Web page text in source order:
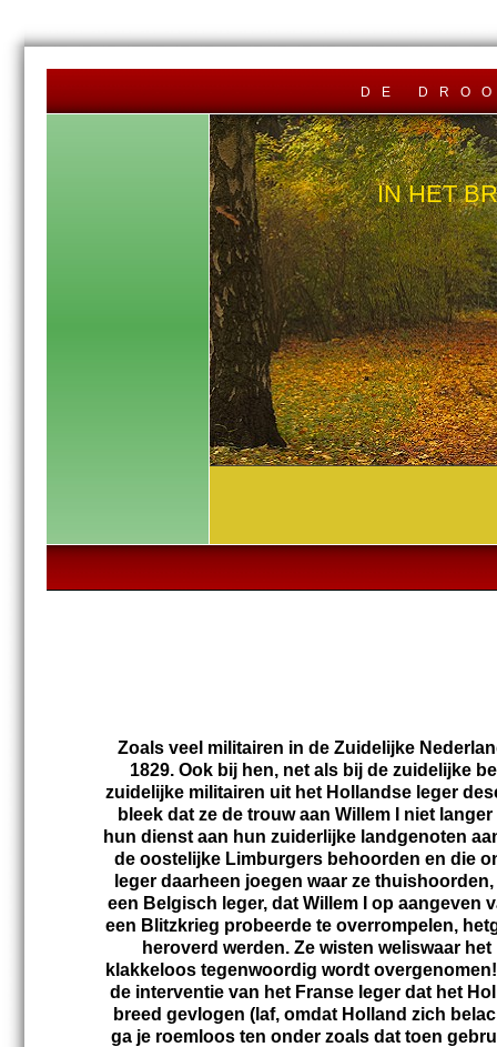
de
IN HET
Zoals veel militairen in de Zuidelijke
1829. Ook bij hen, net als bij de zuidelijke
zuidelijke militairen uit het Hollandse leger
bleek dat ze de trouw aan Willem I niet
hun dienst aan hun zuiderlijke landgenoten
de oostelijke Limburgers behoorden en die
leger daarheen joegen waar ze
een Belgisch leger, dat Willem I op
een Blitzkrieg probeerde te overrompelen,
heroverd werden. Ze wisten weliswaar
klakkeloos tegenwoordig wordt
de interventie van het Franse leger dat het
breed gevlogen (laf, omdat Holland zich
ga je roemloos ten onder zoals dat toen